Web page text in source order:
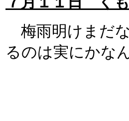
梅雨明けまだ
るのは実にかな